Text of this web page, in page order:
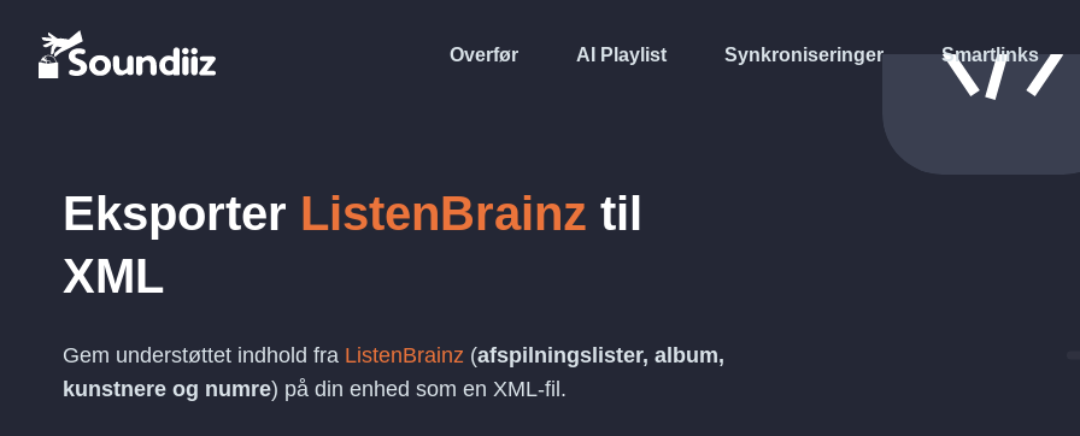
Overfør AI Playlist Synkroniseringer Smartlinks
Eksporter ListenBrainz til
XML
Gem understøttet indhold fra ListenBrainz (afspilningslister, album,
kunstnere og numre) på din enhed som en XML-fil.